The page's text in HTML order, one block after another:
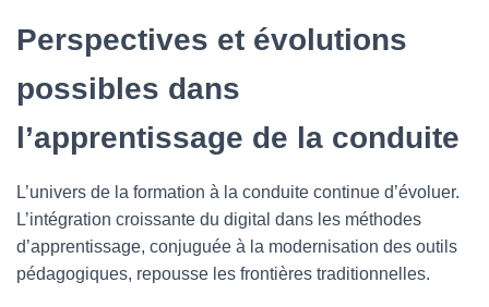
Perspectives et évolutions
possibles dans
l’apprentissage de la conduite
L’univers de la formation à la conduite continue d’évoluer.
L’intégration croissante du digital dans les méthodes
d’apprentissage, conjuguée à la modernisation des outils
pédagogiques, repousse les frontières traditionnelles.